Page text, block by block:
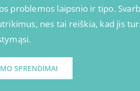
problemos laipsnio ir tipo.
nes tai reiškia, kad jis
SPRENDIMAI